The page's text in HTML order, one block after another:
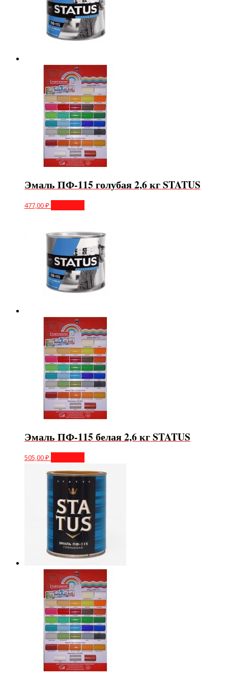
Эмаль ПФ-115 голубая 2,6 кг STATUS
477,00₽
Эмаль ПФ-115 белая 2,6 кг STATUS
505,00₽